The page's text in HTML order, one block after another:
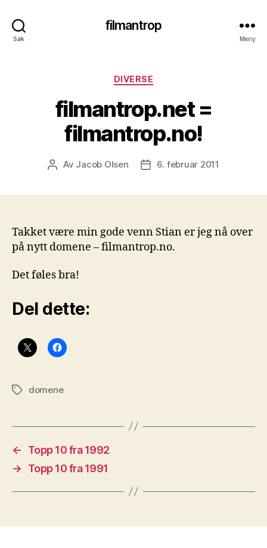
Søk
filmantrop
Meny
Kategorier
DIVERSE
filmantrop.net =
filmantrop.no!
Innleggsforfatter
Av Jacob Olsen Publiseringsdato
6. februar 2011
Takket være min gode venn Stian er jeg nå over
på nytt domene – filmantrop.no.
Det føles bra!
Del dette:
Stikkorddomene
←
Topp 10 fra 1992
→
Topp 10 fra 1991